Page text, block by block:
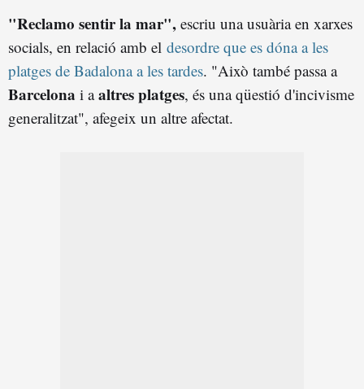
"Reclamo sentir la mar", escriu una usuària en xarxes
socials, en relació amb el desordre que es dóna a les
platges de Badalona a les tardes. "Això també passa a
Barcelona i aaltres platges, és una qüestió d'incivisme
generalitzat", afegeix un altre afectat.